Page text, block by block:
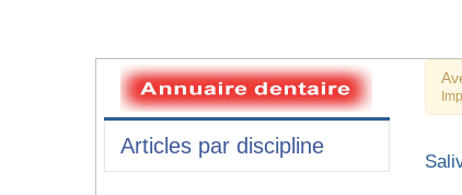
Articles par discipline